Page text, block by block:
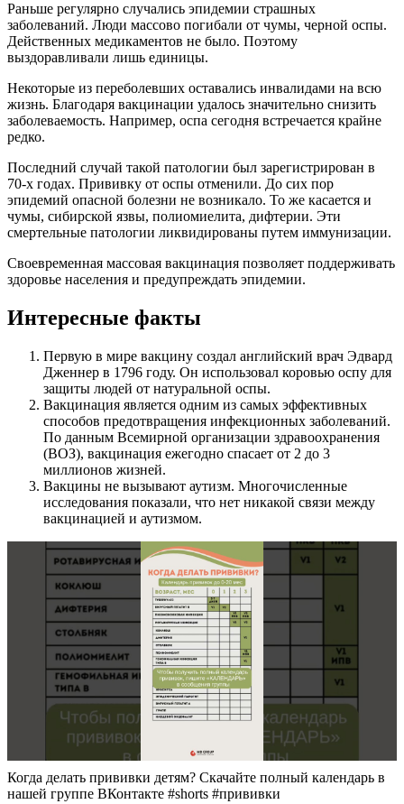
Раньше регулярно случались эпидемии страшных
заболеваний. Люди массово погибали от чумы, черной оспы.
Действенных медикаментов не было. Поэтому
выздоравливали лишь единицы.
Некоторые из переболевших оставались инвалидами на всю
жизнь. Благодаря вакцинации удалось значительно снизить
заболеваемость. Например, оспа сегодня встречается крайне
редко.
Последний случай такой патологии был зарегистрирован в
70-х годах. Прививку от оспы отменили. До сих пор
эпидемий опасной болезни не возникало. То же касается и
чумы, сибирской язвы, полиомиелита, дифтерии. Эти
смертельные патологии ликвидированы путем иммунизации.
Своевременная массовая вакцинация позволяет поддерживать
здоровье населения и предупреждать эпидемии.
Интересные факты
Первую в мире вакцину создал английский врач Эдвард
Дженнер в 1796 году. Он использовал коровью оспу для
защиты людей от натуральной оспы.
Вакцинация является одним из самых эффективных
способов предотвращения инфекционных заболеваний.
По данным Всемирной организации здравоохранения
(ВОЗ), вакцинация ежегодно спасает от 2 до 3
миллионов жизней.
Вакцины не вызывают аутизм. Многочисленные
исследования показали, что нет никакой связи между
вакцинацией и аутизмом.
Когда делать прививки детям? Скачайте полный календарь в
нашей группе ВКонтакте #shorts #прививки